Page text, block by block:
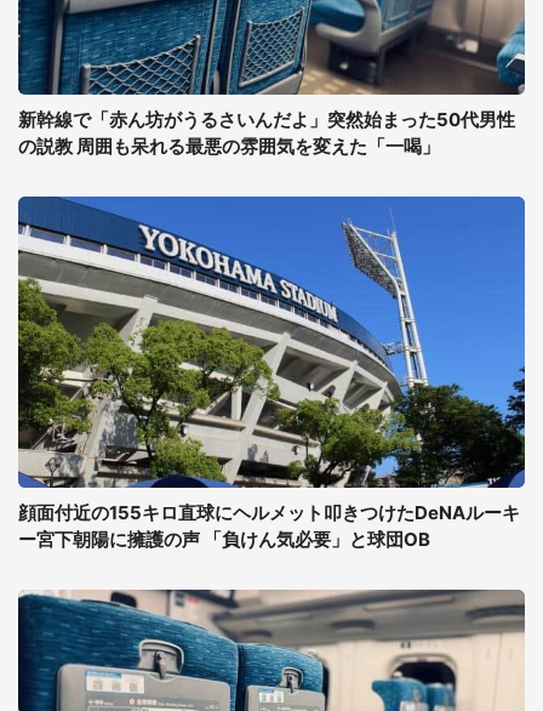
新幹線で「赤ん坊がうるさいんだよ」突然始まった50代男性
の説教 周囲も呆れる最悪の雰囲気を変えた「一喝」
顔面付近の155キロ直球にヘルメット叩きつけたDeNAルーキ
ー宮下朝陽に擁護の声 「負けん気必要」と球団OB